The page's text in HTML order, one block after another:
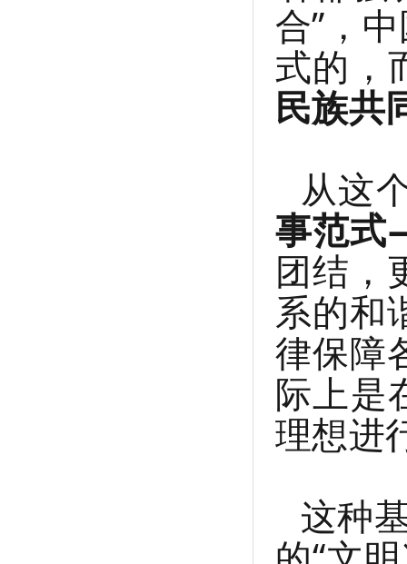
合”，
式的，
民族共
从这
事范式
团结，
系的和
律保障
际上是
理想进
这种